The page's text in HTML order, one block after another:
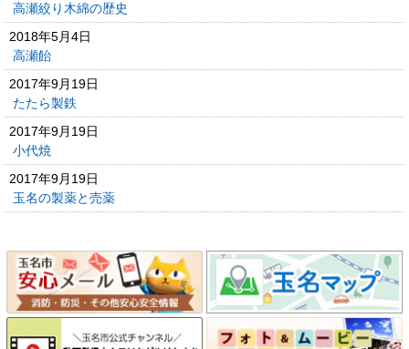
高瀬絞り木綿の歴史
2018年5月4日
高瀬飴
2017年9月19日
たたら製鉄
2017年9月19日
小代焼
2017年9月19日
玉名の製薬と売薬